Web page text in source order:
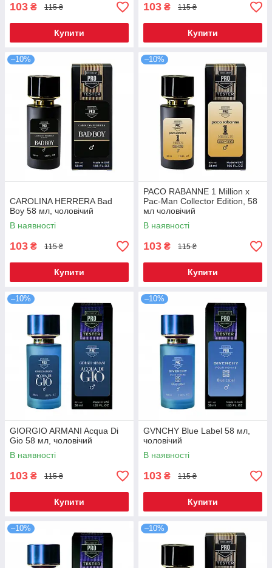
103 ₴ 115 ₴
Купити
103 ₴ 115 ₴
Купити
–10%
CAROLINA HERRERA Bad
Boy 58 мл, чоловічий
В наявності
103 ₴ 115 ₴
Купити
–10%
PACO RABANNE 1 Million x
Pac-Man Collector Edition, 58
мл чоловічий
В наявності
103 ₴ 115 ₴
Купити
–10%
GIORGIO ARMANI Acqua Di
Gio 58 мл, чоловічий
В наявності
103 ₴ 115 ₴
Купити
–10%
GVNCHY Blue Label 58 мл,
чоловічий
В наявності
103 ₴ 115 ₴
Купити
–10% –10%